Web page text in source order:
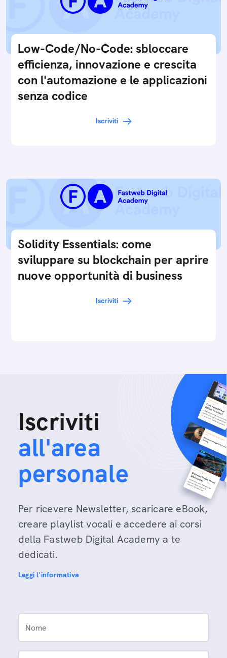
Low-Code/No-Code: sbloccare
efficienza, innovazione e crescita
con l'automazione e le applicazioni
senza codice
Iscriviti
Solidity Essentials: come
sviluppare su blockchain per aprire
nuove opportunità di business
Iscriviti
Iscriviti
all'area
personale
Per ricevere Newsletter, scaricare eBook,
creare playlist vocali e accedere ai corsi
della Fastweb Digital Academy a te
dedicati.
Leggi l'informativa
Nome